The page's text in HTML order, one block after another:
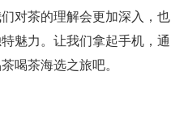
对茶的理解会更加深入，也
魅力。让我们拿起手机，通
喝茶海选之旅吧。